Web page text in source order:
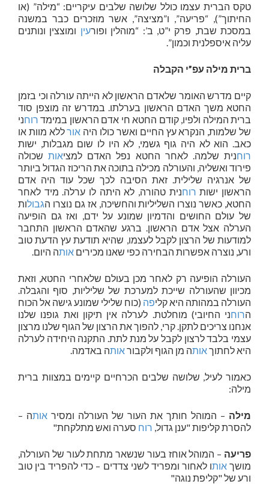
טקס הברית עצמו כולל שלושה שלבים עיקריים: “מילה” (או
החיתוך”), “פריעה”, ו”מציצה”, אשר מוזכרים כבר במשנה
במסכת שבת, פרק י”ט, ב’: “מוהלין ופורעין ומוצצין ונותנים
עליה איספלנית וכמון”.
ברית מילה עפ”י הקבלה
קיים מדרש האומר שלאדם הראשון לא הייתה עורלה וכי בזמן
החטא משך האדם הראשון בערלתו. במדרש זה מוצפן סוד
ברית המילה ולפיו, קודם החטא חי אדם הראשון במימד רוחני
של שלמות, הנקרא עץ החיים ואשר כולו היה אורללא מוות או
כאב. הוא לא היה גוף גשמי, לא היו לו שום מגבלות, ישות
רוחנית שלמה. לאחר החטא נפל האדם למציאותשכולה
פירוד ואשליה, והעורלה מכילה בתוכה את הריכוז הגדול ביותר
של אנרגיה שלילית. זאת הסיבה לכך שכל עוד היה אדם
הראשון ישות רוחנית טהורה, לא היתה לו ערלה. מיד לאחר
החטא, כאשר נוצרו השליליות והחשיכה, אז גם נוצרו הגבולות
של עולם החושים והדמיון שמונע על ידם, ואז גם הופיעה
הערלה אצל אדם הראשון. ברגע שהאדם הראשון התחבר
למודעות של הרצון לקבל לעצמו, שהיא תודעת עץ הדעת טוב
ורע, נוצרה אפשרות הבחירה כפי שאנו מכירים אותה היום.
העורלה הופיעה רק לאחר מכן בעולם שלאחרי החטא, וזאת
מכיוון שהעורלה שייכת למערכת של שליליות, סוף והגבלה.
העורלה במהותה היא קליפה (כוח שלילי שמונע גישה אל הכוח
הרוחני החיובי) מוחלטת. לערלה אין תיקון ואת גופנו שלנו
אנחנו צריכים לתקן. קרי, להפוך את הרצון של הגוף שלנו מרצון
עצמי בלבד לרצון לקבל על מנת לתת. התקנה היחידה לערלה
היא לחתוךאותה מן הגוף ולקבוראותה באדמה.
כאמור לעיל, שלושה שלבים הכרחיים קיימים במצוות ברית
מילה:
מילה – המוהל חותך את העור של העורלה ומסיר אותה –
להסרת קליפות "ענן גדול, רוח סערה ואש מתלקחת"
פריעה – המוהל אוחז בעור שנשאר מתחת לעור של העורלה,
מושךאותו לאחור ומפריד לשני צדדים – כדי להפריד בין טוב
ורע של "קליפת נוגה"